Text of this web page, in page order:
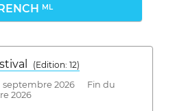
ML
( Edition: 12)
septembre 2026 Fin du
2026